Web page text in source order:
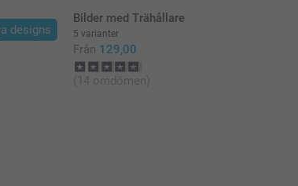
designs
Bilder med Trähållare
5 varianter
Från 129,00
(14 omdömen)